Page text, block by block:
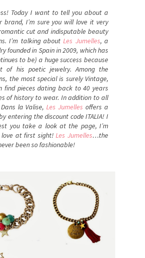
Today I want to tell you about a
brand, I’m sure you will love it very
cut and indisputable beauty
I’m talking aboutLes Jumelles, a
founded in Spain in 2009, which has
to be) a huge success because
of his poetic jewelry. Among the
the most special is surely Vintage,
find pieces dating back to 40 years
of history to wear. In addition to all
la Valise,Les Jumelles offers a
entering the discount code ITALIA! I
you take a look at the page, I’m
at first sight!Les Jumelles…the
been so fashionable!